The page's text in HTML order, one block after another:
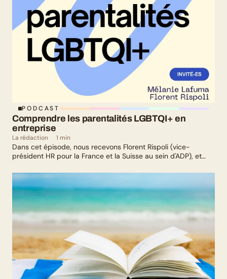
PODCAST
Comprendre les parentalités LGBTQI+ en
entreprise
La rédaction 1 min
Dans cet épisode, nous recevons Florent Rispoli (vice-
président HR pour la France et la Suisse au sein d'ADP), et
leurs parcours de parents LGBTQ+.